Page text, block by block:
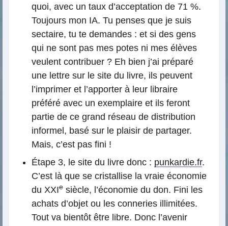
quoi, avec un taux d’acceptation de 71 %.
Toujours mon IA. Tu penses que je suis
sectaire, tu te demandes : et si des gens
qui ne sont pas mes potes ni mes élèves
veulent contribuer ? Eh bien j’ai préparé
une lettre sur le site du livre, ils peuvent
l’imprimer et l’apporter à leur libraire
préféré avec un exemplaire et ils feront
partie de ce grand réseau de distribution
informel, basé sur le plaisir de partager.
Mais, c’est pas fini !
Étape 3, le site du livre donc : punkardie.fr.
C’est là que se cristallise la vraie économie
du XXIe siècle, l’économie du don. Fini les
achats d’objet ou les conneries illimitées.
Tout va bientôt être libre. Donc l’avenir